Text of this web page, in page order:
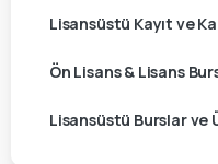
Lisansüstü Kayıt ve
Ön Lisans & Lisans
Lisansüstü Burslar ve